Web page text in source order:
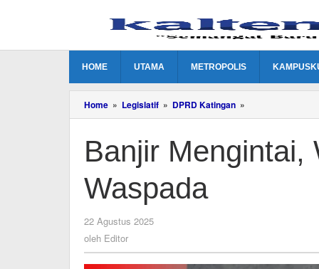
HOME UTAMA METROPOLIS
Home » Legislatif » DPRD Katingan »
Mengintai,
Katingan
Diminta
Banjir Mengintai,
Waspada
22 Agustus 2025
oleh Editor